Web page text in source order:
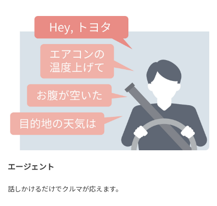
エージェント
話しかけるだけでクルマが応えます。